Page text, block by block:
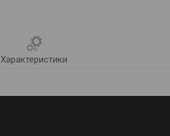
Характеристики